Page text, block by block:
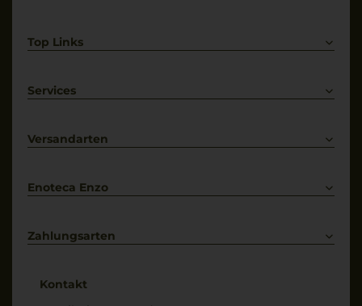
Top Links
Weißwein
Services
Kontakt
Versandarten
Enoteca Enzo
Bewertungs-Richtlinien
Zahlungsarten
Kontakt